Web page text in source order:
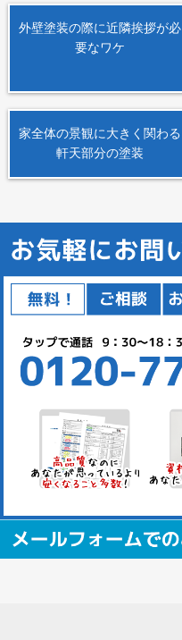
外壁塗装の際に近隣挨拶が必
要なワケ
家全体の景観に大きく関わる
軒天部分の塗装